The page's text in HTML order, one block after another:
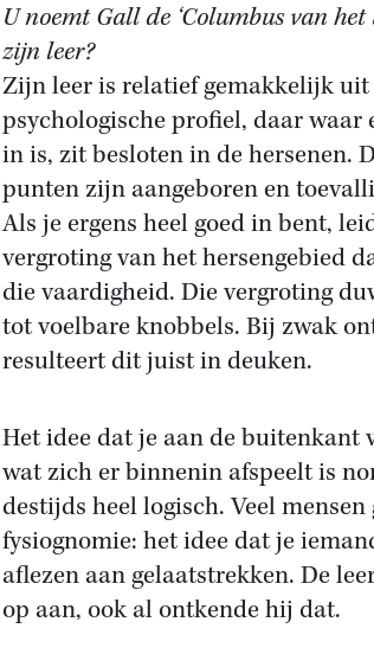
U noemt Gall de ‘Columbus van
zijn leer?
Zijn leer is relatief gemakkelijk uit
psychologische profiel, daar waar
in is, zit besloten in de hersenen.
punten zijn aangeboren en
Als je ergens heel goed in bent,
vergroting van het hersengebied
die vaardigheid. Die vergroting
tot voelbare knobbels. Bij zwak
resulteert dit juist in deuken.
Het idee dat je aan de buitenkant
wat zich er binnenin afspeelt is
destijds heel logisch. Veel
fysiognomie: het idee dat je
aflezen aan gelaatstrekken. De
op aan, ook al ontkende hij dat.